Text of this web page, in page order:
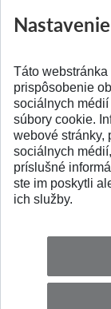
Pridané
Táto
prispôsobenie
sociálnych
súbory cookie.
webové stránky,
sociálnych
príslušné
ste im poskytli
ich služby.